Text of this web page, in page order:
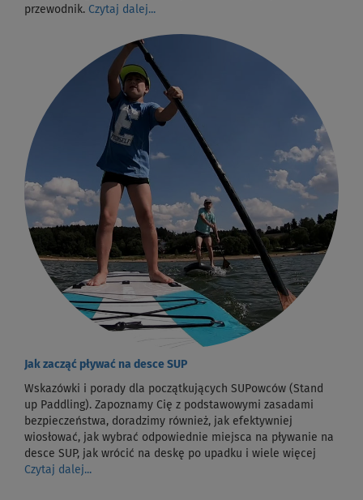
przewodnik. Czytaj dalej...
Jak zacząć pływać na desce SUP
Wskazówki i porady dla początkujących SUPowców (Stand
up Paddling). Zapoznamy Cię z podstawowymi zasadami
bezpieczeństwa, doradzimy również, jak efektywniej
wiosłować, jak wybrać odpowiednie miejsca na pływanie na
desce SUP, jak wrócić na deskę po upadku i wiele więcej
Czytaj dalej...